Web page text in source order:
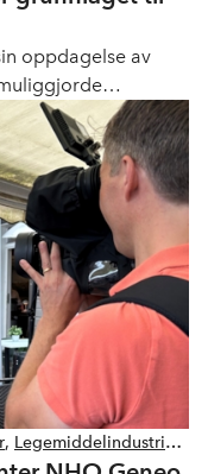
oppdagelse av
mot covid-19.
, Legemiddelindustrien